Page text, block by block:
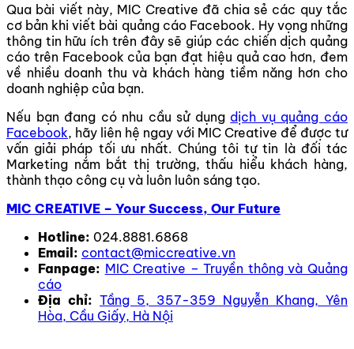
Qua bài viết này, MIC Creative đã chia sẻ các quy tắc
cơ bản khi viết bài quảng cáo Facebook. Hy vọng những
thông tin hữu ích trên đây sẽ giúp các chiến dịch quảng
cáo trên Facebook của bạn đạt hiệu quả cao hơn, đem
về nhiều doanh thu và khách hàng tiềm năng hơn cho
doanh nghiệp của bạn.
Nếu bạn đang có nhu cầu sử dụng dịch vụ quảng cáo
Facebook, hãy liên hệ ngay với MIC Creative để được tư
vấn giải pháp tối ưu nhất. Chúng tôi tự tin là đối tác
Marketing nắm bắt thị trường, thấu hiểu khách hàng,
thành thạo công cụ và luôn luôn sáng tạo.
MIC CREATIVE – Your Success, Our Future
Hotline: 024.8881.6868
Email: contact@miccreative.vn
Fanpage: MIC Creative – Truyền thông và Quảng
cáo
Địa chỉ: Tầng 5, 357-359 Nguyễn Khang, Yên
Hòa, Cầu Giấy, Hà Nội